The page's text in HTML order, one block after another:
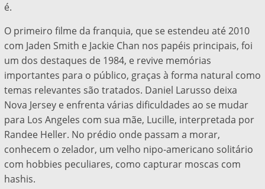
é.
O primeiro filme da franquia, que se estendeu até 2010
com Jaden Smith e Jackie Chan nos papéis principais, foi
um dos destaques de 1984, e revive memórias
importantes para o público, graças à forma natural como
temas relevantes são tratados. Daniel Larusso deixa
Nova Jersey e enfrenta várias dificuldades ao se mudar
para Los Angeles com sua mãe, Lucille, interpretada por
Randee Heller. No prédio onde passam a morar,
conhecem o zelador, um velho nipo-americano solitário
com hobbies peculiares, como capturar moscas com
hashis.